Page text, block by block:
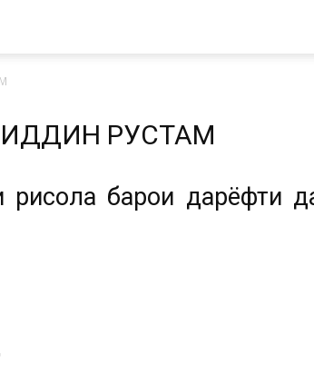
РУСТАМ
рисола барои дарёфти